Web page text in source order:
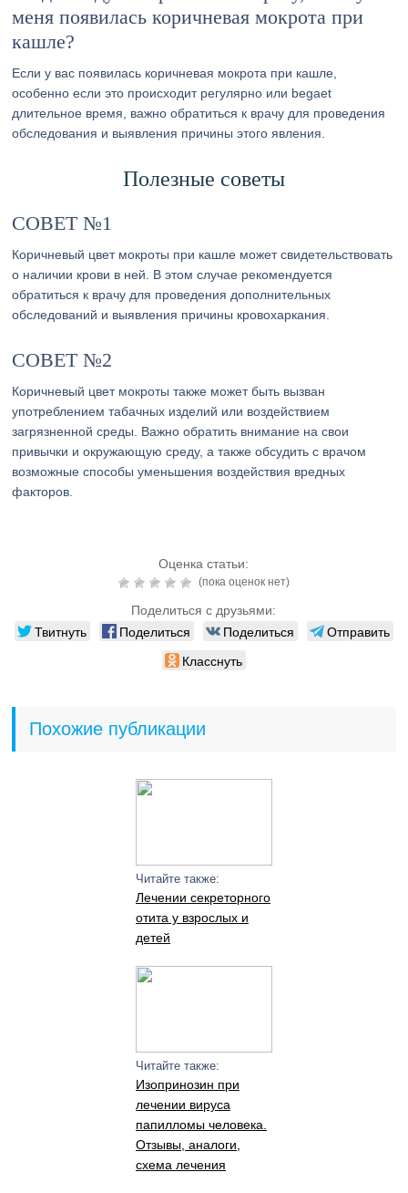
меня появилась коричневая мокрота при
кашле?
Если у вас появилась коричневая мокрота при кашле,
особенно если это происходит регулярно или begaet
длительное время, важно обратиться к врачу для проведения
обследования и выявления причины этого явления.
Полезные советы
СОВЕТ №1
Коричневый цвет мокроты при кашле может свидетельствовать
о наличии крови в ней. В этом случае рекомендуется
обратиться к врачу для проведения дополнительных
обследований и выявления причины кровохаркания.
СОВЕТ №2
Коричневый цвет мокроты также может быть вызван
употреблением табачных изделий или воздействием
загрязненной среды. Важно обратить внимание на свои
привычки и окружающую среду, а также обсудить с врачом
возможные способы уменьшения воздействия вредных
факторов.
Оценка статьи:
(пока оценок нет)
Поделиться с друзьями:
Твитнуть Поделиться Поделиться
Отправить
Класснуть
Похожие публикации
Читайте также:
Лечении секреторного
отита у взрослых и
детей
Читайте также:
Изопринозин при
лечении вируса
папилломы человека.
Отзывы, аналоги,
схема лечения